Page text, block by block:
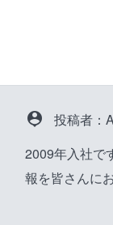
person_pin
投稿者：
2009年入社で
報を皆さんに